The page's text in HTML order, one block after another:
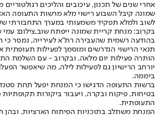
אחרי שנים של תכנון, עיכובים והליכים
שמונה קיבל השבוע רישוי מלא מרשות התעופה
לשוב ולמלא תפקיד משמעותי במערך התחבורתי
בקרוב: מנחת קריית שמונה ייפתח שוב,צילום: עמי
בהודעה רשמית שהעבירה רת"א לעירייה, נמסר
תנאי הרישוי הנדרשים ומוסמך לפעילות תעופתית
הותרה פעילות יום מלאה, ובקרוב - עם השלמת
ביממה.
ברשות התעופה הדגישו כי המנחת יפעל תחת
בטיחות, פיקוח ובקרה, ויעבור ביקורות
התעופתית.